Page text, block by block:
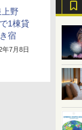
上野
1棟貸
宿
年7月8日